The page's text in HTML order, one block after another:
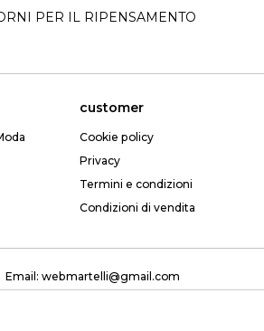
PER IL RIPENSAMENTO
customer
Cookie policy
Privacy
Termini e condizioni
Condizioni di vendita
Email: webmartelli@gmail.com